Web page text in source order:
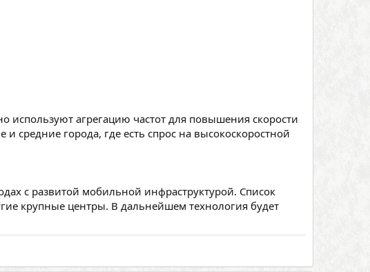
агрегацию частот для повышения скорости
и средние города, где есть спрос на высокоскоростной
с развитой мобильной инфраструктурой. Список
крупные центры. В дальнейшем технология будет